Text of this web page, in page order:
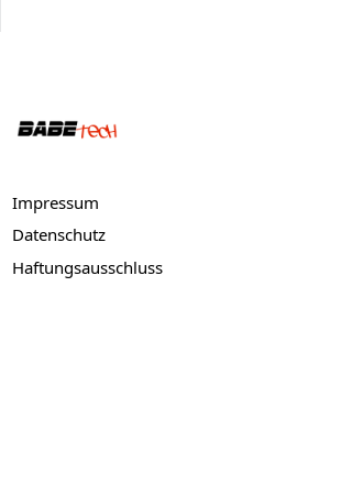
Impressum
Datenschutz
Haftungsausschluss